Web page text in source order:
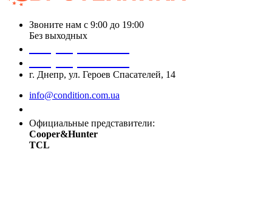
Звоните нам с 9:00 до 19:00
Без выходных
г. Днепр, ул. Героев Спасателей, 14
info@condition.com.ua
Официальные представители:
Cooper&Hunter
TCL